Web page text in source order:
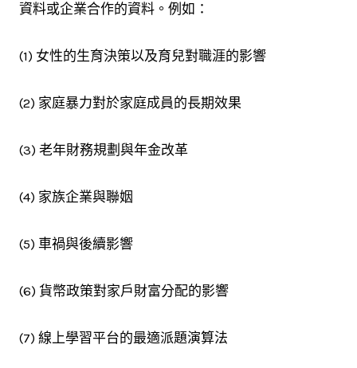
資料或企業合作的資料。例如：
(1) 女性的生育決策以及育兒對職涯的影響
(2) 家庭暴力對於家庭成員的長期效果
(3) 老年財務規劃與年金改革
(4) 家族企業與聯姻
(5) 車禍與後續影響
(6) 貨幣政策對家戶財富分配的影響
(7) 線上學習平台的最適派題演算法